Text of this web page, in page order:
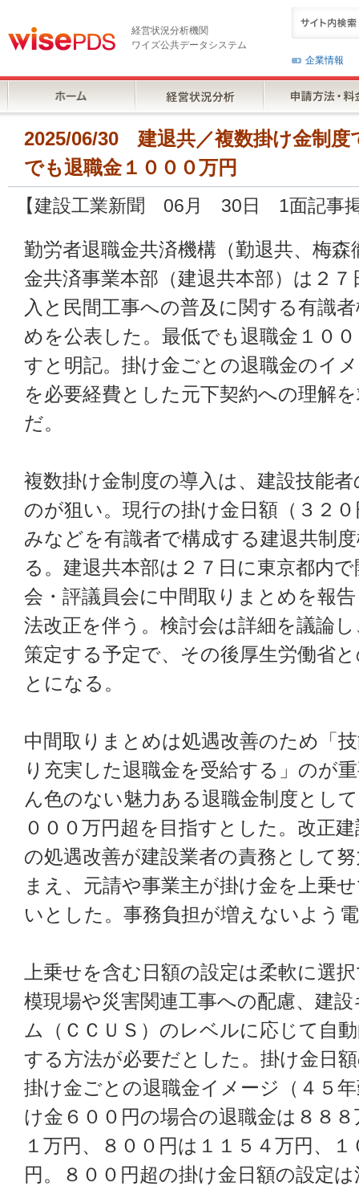
経営状況分析機関
ワイズ公共データシステム
企業情報
2025/06/30 建退共／複数掛け金制度
でも退職金１０００万円
【建設工業新聞 06月 30日 1面記事
勤労者退職金共済機構（勤退共、梅
金共済事業本部（建退共本部）は２
入と民間工事への普及に関する有識
めを公表した。最低でも退職金１０
すと明記。掛け金ごとの退職金のイ
を必要経費とした元下契約への理解
だ。
複数掛け金制度の導入は、建設技能
のが狙い。現行の掛け金日額（３２
みなどを有識者で構成する建退共制
る。建退共本部は２７日に東京都内
会・評議員会に中間取りまとめを報
法改正を伴う。検討会は詳細を議論
策定する予定で、その後厚生労働省
とになる。
中間取りまとめは処遇改善のため「
り充実した退職金を受給する」のが
ん色のない魅力ある退職金制度とし
０００万円超を目指すとした。改正
の処遇改善が建設業者の責務として
まえ、元請や事業主が掛け金を上乗
いとした。事務負担が増えないよう
上乗せを含む日額の設定は柔軟に選
模現場や災害関連工事への配慮、建
ム（ＣＣＵＳ）のレベルに応じて自
する方法が必要だとした。掛け金日
掛け金ごとの退職金イメージ（４５
け金６００円の場合の退職金は８８
１万円、８００円は１１５４万円、
円。８００円超の掛け金日額の設定